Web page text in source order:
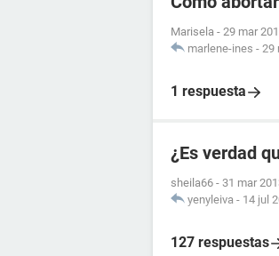
Marisela - 29 mar
marlene-ines - 29
1 respuesta
¿Es verdad
sheila66 - 31 mar
yenyleiva - 14 jul
127 respuestas